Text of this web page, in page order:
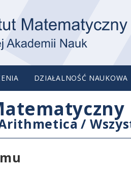
DZIAŁALNOŚĆ NAUKOWA
/